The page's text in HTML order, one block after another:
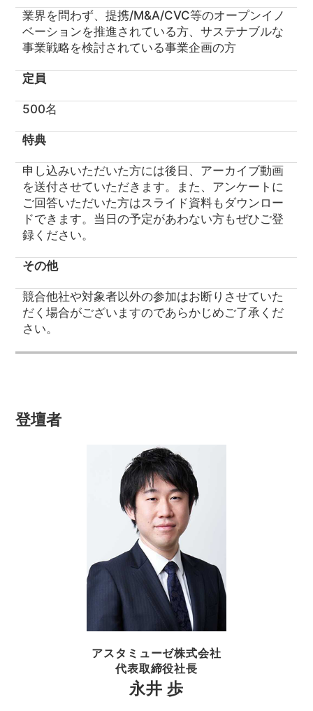
業界を問わず、提携/M&A/CVC等のオープンイノ
ベーションを推進されている方、サステナブルな
事業戦略を検討されている事業企画の方
定員
500名
特典
申し込みいただいた方には後日、アーカイブ動画
を送付させていただきます。また、アンケートに
ご回答いただいた方はスライド資料もダウンロー
ドできます。当日の予定があわない方もぜひご登
録ください。
その他
競合他社や対象者以外の参加はお断りさせていた
だく場合がございますのであらかじめご了承くだ
さい。
登壇者
アスタミューゼ株式会社
代表取締役社長
永井 歩